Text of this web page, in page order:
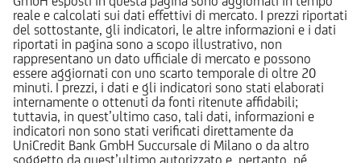
reale e calcolati sui dati effettivi di mercato. I prezzi riportati
del sottostante, gli indicatori, le altre informazioni e i dati
riportati in pagina sono a scopo illustrativo, non
rappresentano un dato ufficiale di mercato e possono
essere aggiornati con uno scarto temporale di oltre 20
minuti. I prezzi, i dati e gli indicatori sono stati elaborati
internamente o ottenuti da fonti ritenute affidabili;
tuttavia, in quest’ultimo caso, tali dati, informazioni e
indicatori non sono stati verificati direttamente da
UniCredit Bank GmbH Succursale di Milano o da altro
soggetto da quest’ultimo autorizzato e, pertanto, né